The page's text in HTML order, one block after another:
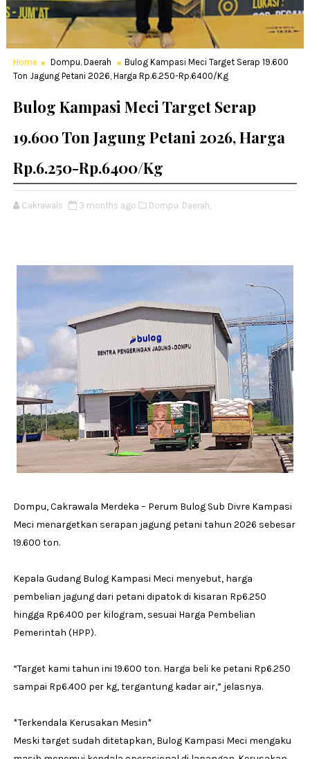
Home Dompu. Daerah
Bulog Kampasi Meci Target Serap 19.600
Ton Jagung Petani 2026, Harga Rp.6.250-Rp.6400/Kg
Bulog Kampasi Meci Target Serap
19.600 Ton Jagung Petani 2026, Harga
Rp.6.250-Rp.6400/Kg
Cakrawals 3 months ago Dompu. Daerah,
Dompu, Cakrawala Merdeka – Perum Bulog Sub Divre Kampasi
Meci menargetkan serapan jagung petani tahun 2026 sebesar
19.600 ton.
Kepala Gudang Bulog Kampasi Meci menyebut, harga
pembelian jagung dari petani dipatok di kisaran Rp6.250
hingga Rp6.400 per kilogram, sesuai Harga Pembelian
Pemerintah (HPP).
“Target kami tahun ini 19.600 ton. Harga beli ke petani Rp6.250
sampai Rp6.400 per kg, tergantung kadar air,” jelasnya.
*Terkendala Kerusakan Mesin*
Meski target sudah ditetapkan, Bulog Kampasi Meci mengaku